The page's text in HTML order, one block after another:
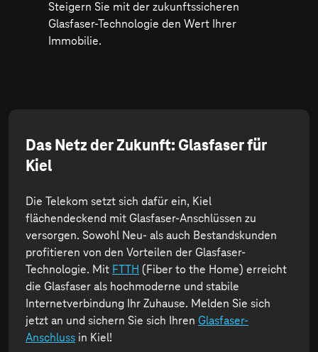
Steigern Sie mit der zukunftssicheren
Glasfaser-Technologie den Wert Ihrer
Immobilie.
Das Netz der Zukunft: Glasfaser für
Kiel
Die Telekom setzt sich dafür ein, Kiel
flächendeckend mit Glasfaser-Anschlüssen zu
versorgen. Sowohl Neu- als auch Bestandskunden
profitieren von den Vorteilen der Glasfaser-
Technologie. Mit FTTH (Fiber to the Home) erreicht
die Glasfaser als hochmoderne und stabile
Internetverbindung Ihr Zuhause. Melden Sie sich
jetzt an und sichern Sie sich Ihren Glasfaser-
Anschluss in Kiel!